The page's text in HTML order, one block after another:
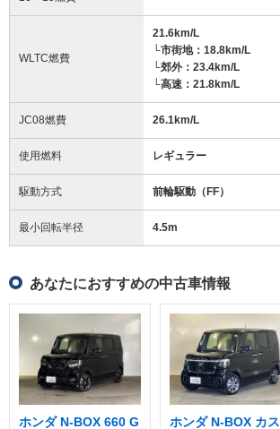
WLTC燃費
21.6km/L
└市街地：18.8km/L
└郊外：23.4km/L
└高速：21.8km/L
JC08燃費 26.1km/L
使用燃料 レギュラー
駆動方式 前輪駆動（FF）
最小回転半径 4.5m
あなたにおすすめの中古車情報
ホンダ N-BOX 660 G
ホンダ N-BOX カス